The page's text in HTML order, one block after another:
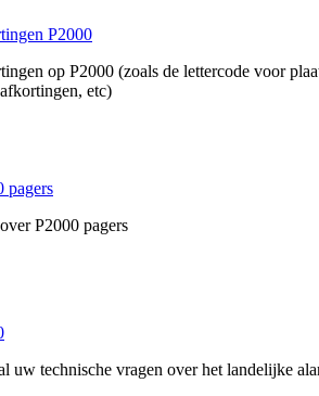
P2000
op P2000 (zoals de lettercode voor
etc)
pagers
P2000 pagers
uw technische vragen over het landelijke